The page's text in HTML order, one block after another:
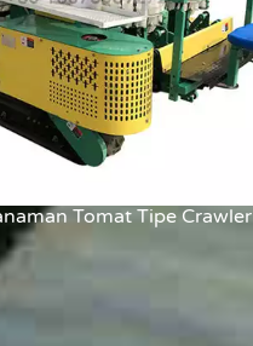
Tomat Tipe Crawler